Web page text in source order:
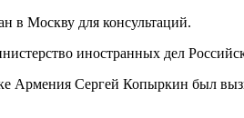
в Москву для консультаций.
иностранных дел
Армения Сергей Копыркин был